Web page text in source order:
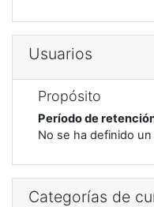
Usuarios
Propósito
Período de
No se ha definido
Categorías de